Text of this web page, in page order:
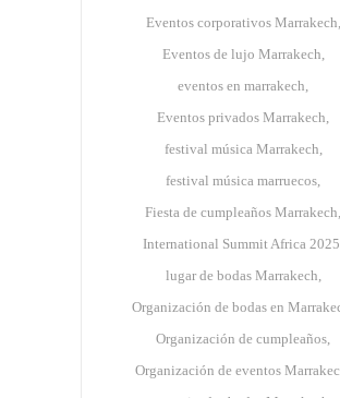
Eventos corporativos Marrakech
Eventos de lujo Marrakech
eventos en marrakech
Eventos privados Marrakech
festival música Marrakech
festival música marruecos
Fiesta de cumpleaños Marrakech
International Summit Africa 2025
lugar de bodas Marrakech
Organización de bodas en
Organización de cumpleaños
Organización de eventos